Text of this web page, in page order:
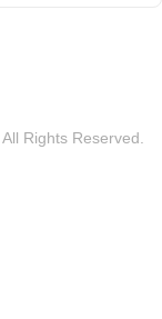
All Rights Reserved.